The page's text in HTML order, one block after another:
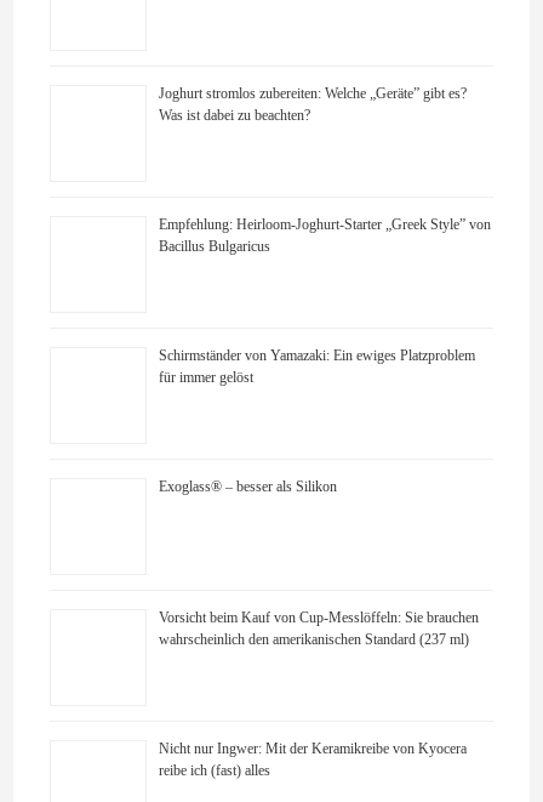
Joghurt stromlos zubereiten: Welche „Geräte” gibt es?
Was ist dabei zu beachten?
Empfehlung: Heirloom-Joghurt-Starter „Greek Style” von
Bacillus Bulgaricus
Schirmständer von Yamazaki: Ein ewiges Platzproblem
für immer gelöst
Exoglass® – besser als Silikon
Vorsicht beim Kauf von Cup-Messlöffeln: Sie brauchen
wahrscheinlich den amerikanischen Standard (237 ml)
Nicht nur Ingwer: Mit der Keramikreibe von Kyocera
reibe ich (fast) alles